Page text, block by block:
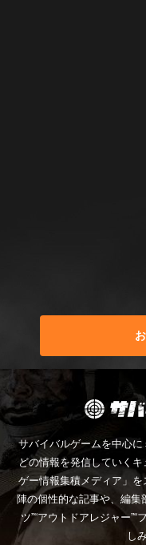
サバイバルゲームを中心
どの情報を発信していく
ゲー情報集積メディア」
陣の個性的な記事や、編集
ツ”“アウトドアレジャー
し